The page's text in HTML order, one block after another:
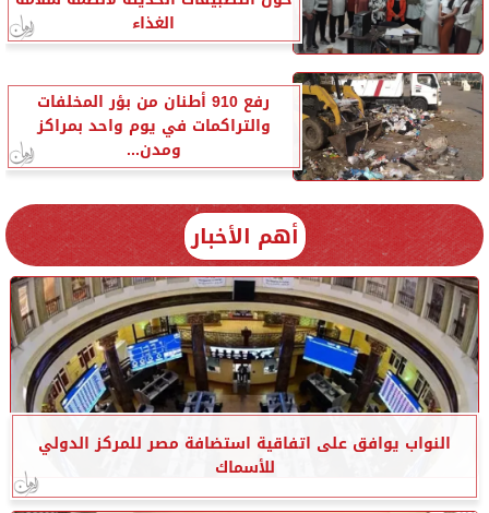
الغذاء
رفع 910 أطنان من بؤر المخلفات
والتراكمات في يوم واحد بمراكز
ومدن...
أهم الأخبار
النواب يوافق على اتفاقية استضافة مصر للمركز الدولي
للأسماك